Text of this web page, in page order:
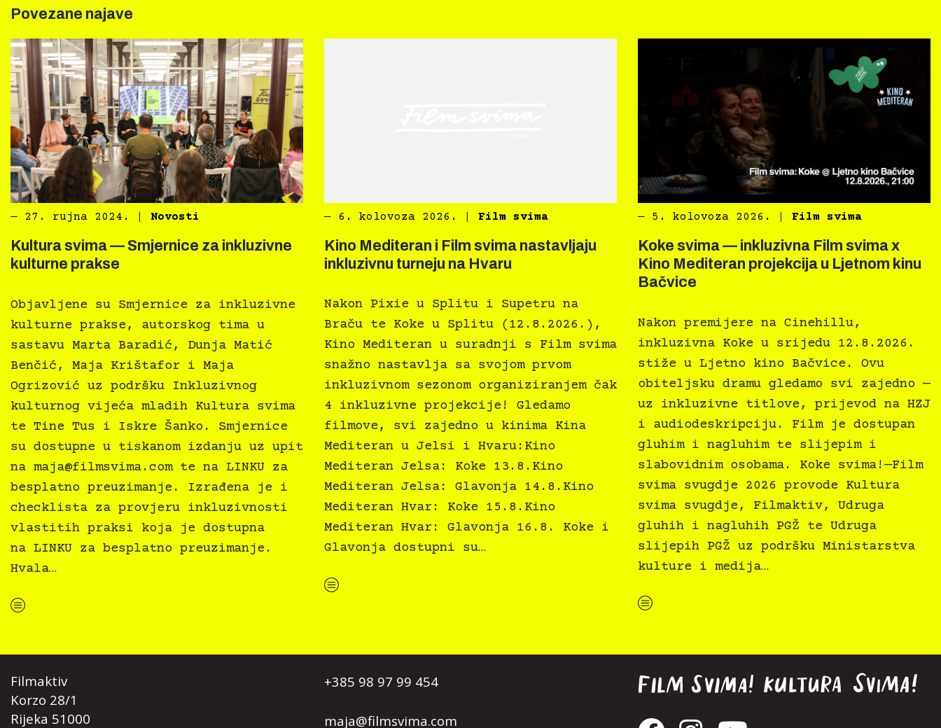
Povezane najave
― 27. rujna 2024. Novosti
Kultura svima — Smjernice za inkluzivne
kulturne prakse
Objavljene su Smjernice za inkluzivne
kulturne prakse, autorskog tima u
sastavu Marta Baradić, Dunja Matić
Benčić, Maja Krištafor i Maja
Ogrizović uz podršku Inkluzivnog
kulturnog vijeća mladih Kultura svima
te Tine Tus i Iskre Šanko. Smjernice
su dostupne u tiskanom izdanju uz upit
na maja@filmsvima.comte na LINKU za
besplatno preuzimanje. Izrađena je i
checklista za provjeru inkluzivnosti
vlastitih praksi koja je dostupna
na LINKU za besplatno preuzimanje.
Hvala…
“Kultura svima — Smjernice za inkluzivne kulturne prakse”
― 6. kolovoza 2026. Film svima
Kino Mediteran i Film svima nastavljaju
inkluzivnu turneju na Hvaru
Nakon Pixie u Splitu i Supetru na
Braču te Koke u Splitu (12.8.2026.),
Kino Mediteran u suradnji s Film svima
snažno nastavlja sa svojom prvom
inkluzivnom sezonom organiziranjem čak
4 inkluzivne projekcije! Gledamo
filmove, svi zajedno u kinima Kina
Mediteran u Jelsi i Hvaru:Kino
Mediteran Jelsa: Koke 13.8.Kino
Mediteran Jelsa: Glavonja 14.8.Kino
Mediteran Hvar: Koke 15.8.Kino
Mediteran Hvar: Glavonja 16.8. Koke i
Glavonja dostupni su…
“Kino Mediteran i Film svima nastavljaju inkluzivnu turneju na Hvaru”
― 5. kolovoza 2026. Film svima
Koke svima — inkluzivna Film svima x
Kino Mediteran projekcija u Ljetnom kinu
Bačvice
Nakon premijere na Cinehillu,
inkluzivna Koke u srijedu 12.8.2026.
stiže u Ljetno kino Bačvice. Ovu
obiteljsku dramu gledamo svi zajedno —
uz inkluzivne titlove, prijevod na HZJ
i audiodeskripciju. Film je dostupan
gluhim i nagluhim te slijepim i
slabovidnim osobama. Koke svima!—Film
svima svugdje 2026 provode Kultura
svima svugdje, Filmaktiv, Udruga
gluhih i nagluhih PGŽ te Udruga
slijepih PGŽ uz podršku Ministarstva
kulture i medija…
“Koke svima — inkluzivna Film svima x Kino Mediteran projekcija u Ljetnom kinu Bačvice”
Filmaktiv
Korzo 28/1
Rijeka 51000
+385 98 97 99 454
maja@filmsvima.com